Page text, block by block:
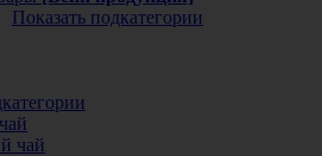
Показать подкатегории
чай